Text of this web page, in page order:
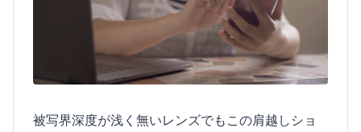
被写界深度が浅く無いレンズでもこの肩越しショ